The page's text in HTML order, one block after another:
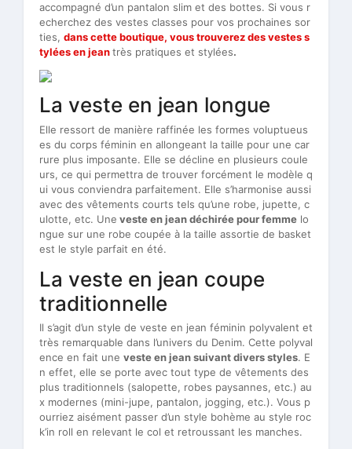
accompagné d’un pantalon slim et des bottes. Si vous r
echerchez des vestes classes pour vos prochaines sor
ties, dans cette boutique, vous trouverez des vestes s
tylées en jeantrès pratiques et stylées.
La veste en jean longue
Elle ressort de manière raffinée les formes voluptueus
es du corps féminin en allongeant la taille pour une car
rure plus imposante. Elle se décline en plusieurs coule
urs, ce qui permettra de trouver forcément le modèle q
ui vous conviendra parfaitement. Elle s’harmonise aussi
avec des vêtements courts tels qu’une robe, jupette, c
ulotte, etc. Une veste en jean déchirée pour femme lo
ngue sur une robe coupée à la taille assortie de basket
est le style parfait en été.
La veste en jean coupe
traditionnelle
Il s’agit d’un style de veste en jean féminin polyvalent et
très remarquable dans l’univers du Denim. Cette polyval
ence en fait une veste en jean suivant divers styles. E
n effet, elle se porte avec tout type de vêtements des
plus traditionnels (salopette, robes paysannes, etc.) au
x modernes (mini-jupe, pantalon, jogging, etc.). Vous p
ourriez aisément passer d’un style bohème au style roc
k’in roll en relevant le col et retroussant les manches.